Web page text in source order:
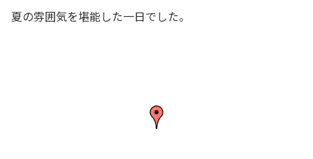
夏の雰囲気を堪能した一日でした。